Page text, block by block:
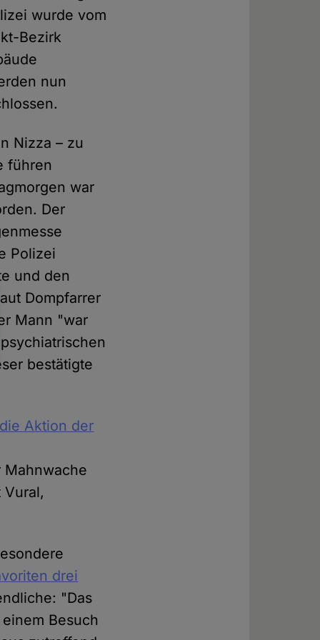
wurde vom
Bezirk
nun
Nizza – zu
führen
war
Der
Polizei
und den
Dompfarrer
Mann "war
bestätigte
Aktion der
Mahnwache
Vural,
drei
"Das
Besuch